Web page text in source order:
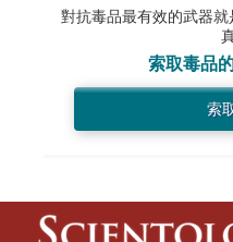
對抗毒品最有效的武器
索取毒品
索